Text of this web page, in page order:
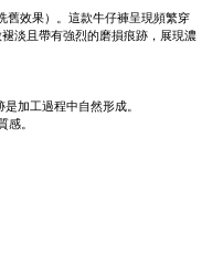
舊效果）。這款牛仔褲呈現頻繁穿
淡且帶有強烈的磨損痕跡，展現濃
加工過程中自然形成。
。